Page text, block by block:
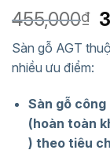
455,000₫
Sàn gỗ AGT
nhiều ưu điểm:
Sàn gỗ
(hoàn toàn
) theo tiêu